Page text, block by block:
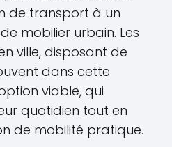
de transport à un
mobilier urbain. Les
ville, disposant de
dans cette
viable, qui
quotidien tout en
de mobilité pratique.